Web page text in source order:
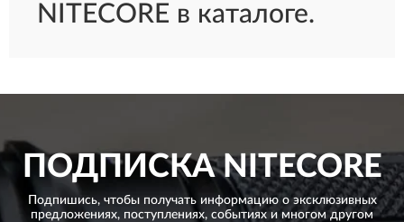
NITECORE в каталоге.
ПОДПИСКАNITECORE
Подпишись, чтобы получать информацию о эксклюзивных
предложениях, поступлениях, событиях и многом другом